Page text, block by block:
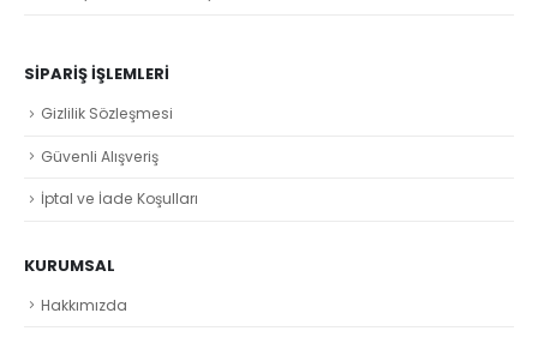
SIPARIŞ İŞLEMLERI
Gizlilik Sözleşmesi
Güvenli Alışveriş
İptal ve İade Koşulları
KURUMSAL
Hakkımızda